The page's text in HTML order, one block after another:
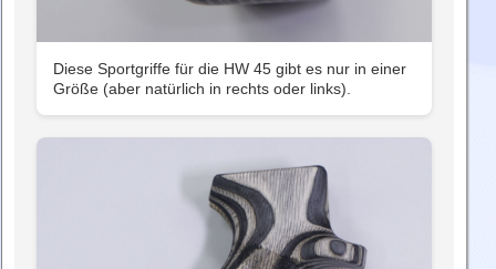
Diese Sportgriffe für die HW 45 gibt es nur in einer
Größe (aber natürlich in rechts oder links).